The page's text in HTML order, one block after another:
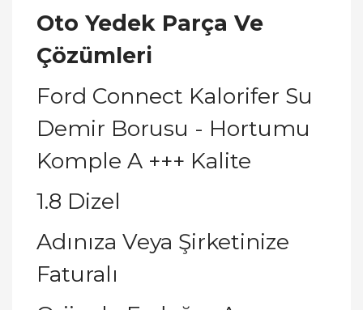
Oto Yedek Parça Ve
Çözümleri
Ford Connect Kalorifer Su
Demir Borusu - Hortumu
Komple A +++ Kalite
1.8 Dizel
Adınıza Veya Şirketinize
Faturalı